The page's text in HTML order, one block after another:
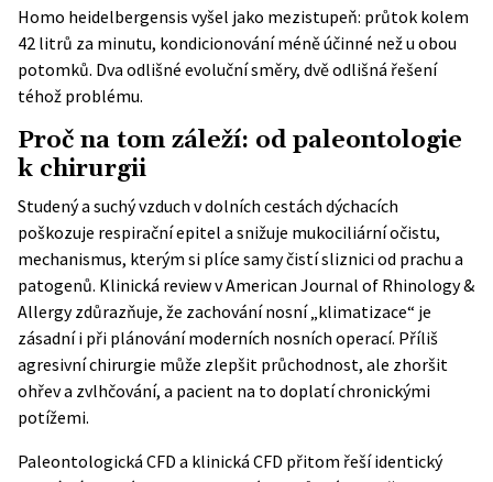
Homo heidelbergensis vyšel jako mezistupeň: průtok kolem
42 litrů za minutu, kondicionování méně účinné než u obou
potomků. Dva odlišné evoluční směry, dvě odlišná řešení
téhož problému.
Proč na tom záleží: od paleontologie
k chirurgii
Studený a suchý vzduch v dolních cestách dýchacích
poškozuje respirační epitel a snižuje mukociliární očistu,
mechanismus, kterým si plíce samy čistí sliznici od prachu a
patogenů. Klinická review v American Journal of Rhinology &
Allergyzdůrazňuje, že zachování nosní „klimatizace“ je
zásadní i při plánování moderních nosních operací. Příliš
agresivní chirurgie může zlepšit průchodnost, ale zhoršit
ohřev a zvlhčování, a pacient na to doplatí chronickými
potížemi.
Paleontologická CFD a klinická CFD přitom řeší identický